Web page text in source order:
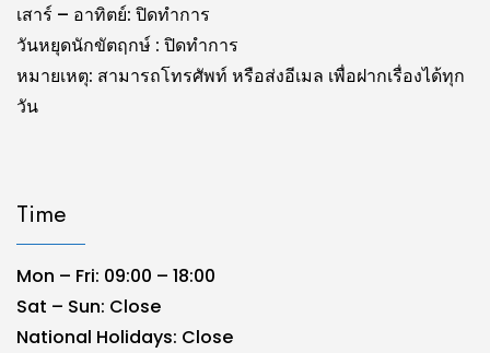
เสาร์ – อาทิตย์: ปิดทำการ
วันหยุดนักขัตฤกษ์ : ปิดทำการ
หมายเหตุ: สามารถโทรศัพท์ หรือส่งอีเมล เพื่อฝากเรื่องได้ทุก
วัน
Time
Mon – Fri: 09:00 – 18:00
Sat – Sun: Close
National Holidays: Close